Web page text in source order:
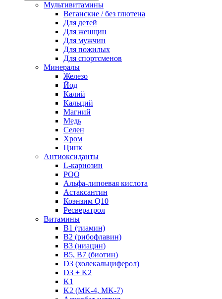
Мультивитамины
Веганские / без глютена
Для детей
Для женщин
Для мужчин
Для пожилых
Для спортсменов
Минералы
Железо
Йод
Калий
Кальций
Магний
Медь
Селен
Хром
Цинк
Антиоксиданты
L-карнозин
PQQ
Альфа-липоевая кислота
Астаксантин
Коэнзим Q10
Ресвератрол
Витамины
B1 (тиамин)
B2 (рибофлавин)
B3 (ниацин)
B5, B7 (биотин)
D3 (холекальциферол)
D3 + K2
K1
K2 (MK-4, MK-7)